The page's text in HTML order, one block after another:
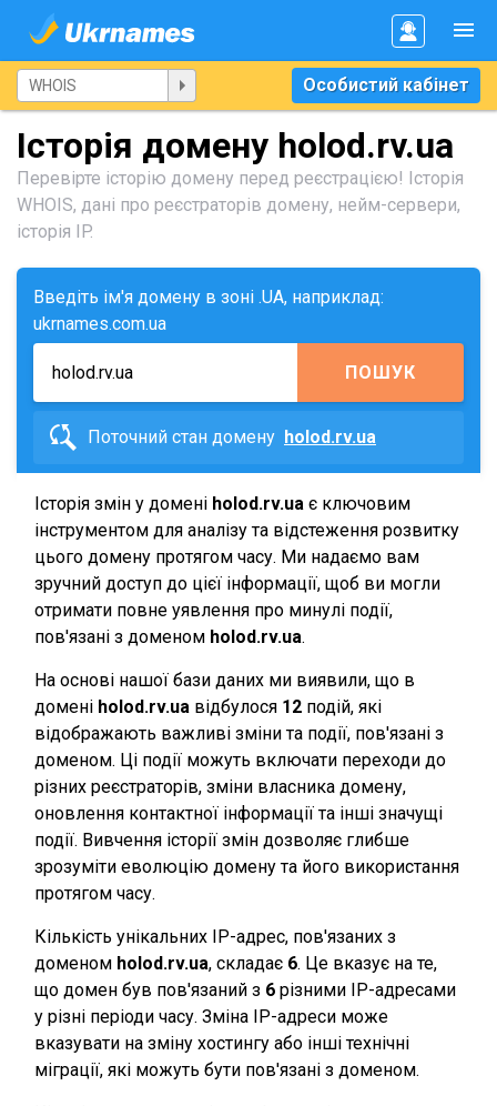
Особистий кабінет
Історія домену holod.rv.ua
Перевірте історію домену перед реєстрацією! Історія
WHOIS, дані про реєстраторів домену, нейм-сервери,
історія IP.
Введіть ім'я домену в зоні .UA, наприклад:
ukrnames.com.ua
ПОШУК
Поточний стан домену holod.rv.ua
Історія змін у домені holod.rv.ua є ключовим
інструментом для аналізу та відстеження розвитку
цього домену протягом часу. Ми надаємо вам
зручний доступ до цієї інформації, щоб ви могли
отримати повне уявлення про минулі події,
пов'язані з доменом holod.rv.ua.
На основі нашої бази даних ми виявили, що в
домені holod.rv.ua відбулося 12 подій, які
відображають важливі зміни та події, пов'язані з
доменом. Ці події можуть включати переходи до
різних реєстраторів, зміни власника домену,
оновлення контактної інформації та інші значущі
події. Вивчення історії змін дозволяє глибше
зрозуміти еволюцію домену та його використання
протягом часу.
Кількість унікальних IP-адрес, пов'язаних з
доменом holod.rv.ua, складає 6. Це вказує на те,
що домен був пов'язаний з 6 різними IP-адресами
у різні періоди часу. Зміна IP-адреси може
вказувати на зміну хостингу або інші технічні
міграції, які можуть бути пов'язані з доменом.